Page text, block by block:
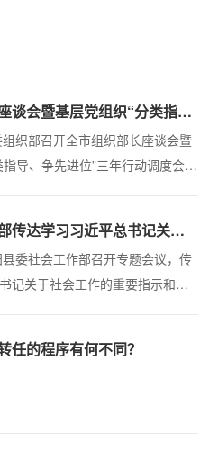
式现代化全面推进强国建设... 全市组织部长座谈会暨基层党组织“分类指导、争先进位”三年行动调度会召开
织部召开全市组织部长座谈会暨
导、争先进位”三年行动调度会，
达学习了习近平总书记在省部级
研讨班上的重要讲话精神、全省
议精神，扶风县、千阳县、陈仓
管领域工作存在短板不足进...
县委社会工作部传达学习习近平总书记关于社会工作的重要指示和中央社会工作会议精神
委社会工作部召开专题会议，传
记关于社会工作的重要指示和中
社会工作部班子成员、机关全体
任的程序有何不同？